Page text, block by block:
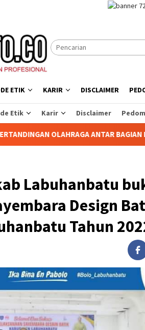
ETIK KARIR DISCLAIMER
Etik Karir Disclaimer
ANTAR BAGIAN DAN AFDELING
Labuhanbatu
Design
Tahun